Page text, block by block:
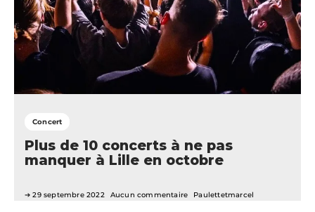
Concert
Plus de 10 concerts à ne pas
manquer à Lille en octobre
29 septembre 2022 Aucun commentaire Paulettetmarcel